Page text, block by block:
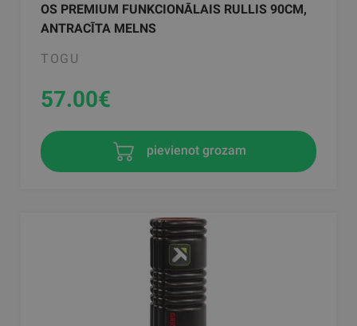
OS PREMIUM FUNKCIONĀLAIS RULLIS 90CM,
ANTRACĪTA MELNS
TOGU
57.00€
pievienot grozam